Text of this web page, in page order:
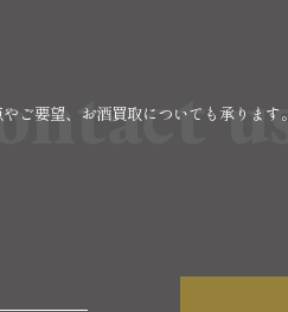
us
ご要望、お酒買取についても承ります。